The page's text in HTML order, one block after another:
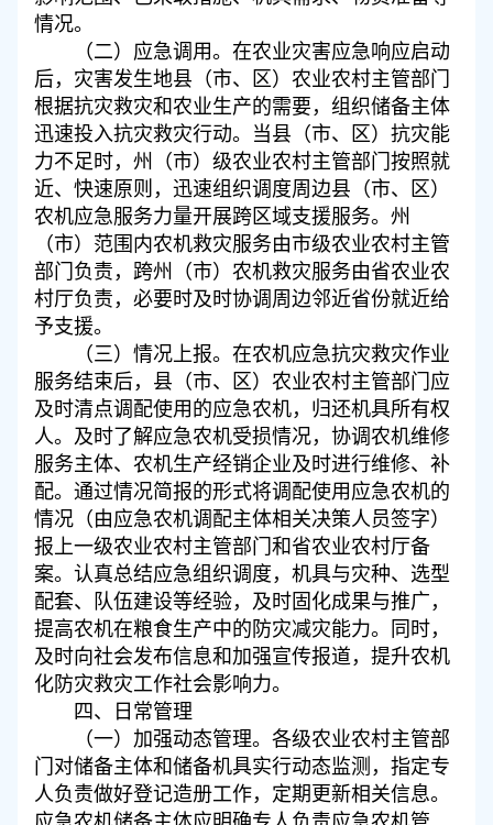
情况。
（二）应急调用。在农业灾害应急响应启动
后，灾害发生地县（市、区）农业农村主管部门
根据抗灾救灾和农业生产的需要，组织储备主体
迅速投入抗灾救灾行动。当县（市、区）抗灾能
力不足时，州（市）级农业农村主管部门按照就
近、快速原则，迅速组织调度周边县（市、区）
农机应急服务力量开展跨区域支援服务。州
（市）范围内农机救灾服务由市级农业农村主管
部门负责，跨州（市）农机救灾服务由省农业农
村厅负责，必要时及时协调周边邻近省份就近给
予支援。
（三）情况上报。在农机应急抗灾救灾作业
服务结束后，县（市、区）农业农村主管部门应
及时清点调配使用的应急农机，归还机具所有权
人。及时了解应急农机受损情况，协调农机维修
服务主体、农机生产经销企业及时进行维修、补
配。通过情况简报的形式将调配使用应急农机的
情况（由应急农机调配主体相关决策人员签字）
报上一级农业农村主管部门和省农业农村厅备
案。认真总结应急组织调度，机具与灾种、选型
配套、队伍建设等经验，及时固化成果与推广，
提高农机在粮食生产中的防灾减灾能力。同时，
及时向社会发布信息和加强宣传报道，提升农机
化防灾救灾工作社会影响力。
四、日常管理
（一）加强动态管理。各级农业农村主管部
门对储备主体和储备机具实行动态监测，指定专
人负责做好登记造册工作，定期更新相关信息。
应急农机储备主体应明确专人负责应急农机管